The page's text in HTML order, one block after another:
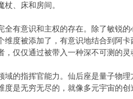
杖、床和房间。
全有意识和主权的存在。除了敏锐
度被添加了，有意识地结合到阿卡
，仅仅通过被带入一种深不可测的灵
域的指挥官能力。仙后座是量子物
度是无穷无尽的，就像多元宇宙的创